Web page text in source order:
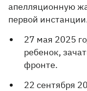
апелляционную
первой
27 мая 2025
ребенок,
фронте.
22 сентября